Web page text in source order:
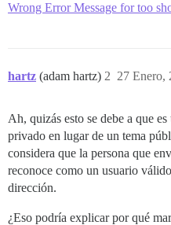
Wrong Error Message for too
hartz (adam hartz) 27 Enero,
2
Ah, quizás esto se debe a que
privado en lugar de un tema
considera que la persona que
reconoce como un usuario
dirección.
¿Eso podría explicar por qué